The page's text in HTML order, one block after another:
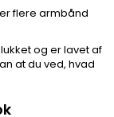
flere armbånd
og er lavet af
at du ved, hvad